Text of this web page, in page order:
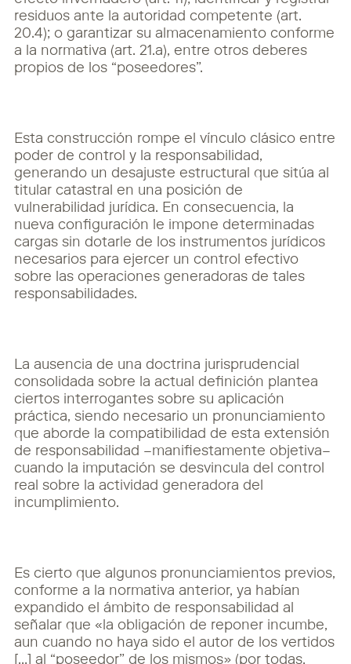
residuos ante la autoridad competente (art.
20.4); o garantizar su almacenamiento conforme
a la normativa (art. 21.a), entre otros deberes
propios de los “poseedores”.
Esta construcción rompe el vínculo clásico entre
poder de control y la responsabilidad,
generando un desajuste estructural que sitúa al
titular catastral en una posición de
vulnerabilidad jurídica. En consecuencia, la
nueva configuración le impone determinadas
cargas sin dotarle de los instrumentos jurídicos
necesarios para ejercer un control efectivo
sobre las operaciones generadoras de tales
responsabilidades.
La ausencia de una doctrina jurisprudencial
consolidada sobre la actual definición plantea
ciertos interrogantes sobre su aplicación
práctica, siendo necesario un pronunciamiento
que aborde la compatibilidad de esta extensión
de responsabilidad –manifiestamente objetiva–
cuando la imputación se desvincula del control
real sobre la actividad generadora del
incumplimiento.
Es cierto que algunos pronunciamientos previos,
conforme a la normativa anterior, ya habían
expandido el ámbito de responsabilidad al
señalar que «la obligación de reponer incumbe,
aun cuando no haya sido el autor de los vertidos
[…] al “poseedor” de los mismos» (por todas,